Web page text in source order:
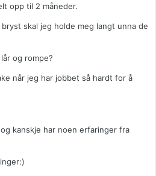
opp til 2 måneder.
skal jeg holde meg langt unna de
og rompe?
når jeg har jobbet så hardt for å
kanskje har noen erfaringer fra